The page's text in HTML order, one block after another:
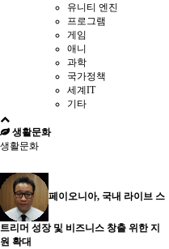
유니티 엔진
프로그램
게임
애니
과학
국가정책
세계IT
기타
생활문화
생활문화
페이오니아, 국내 라이브 스
트리머 성장 및 비즈니스 창출 위한 지
원 확대